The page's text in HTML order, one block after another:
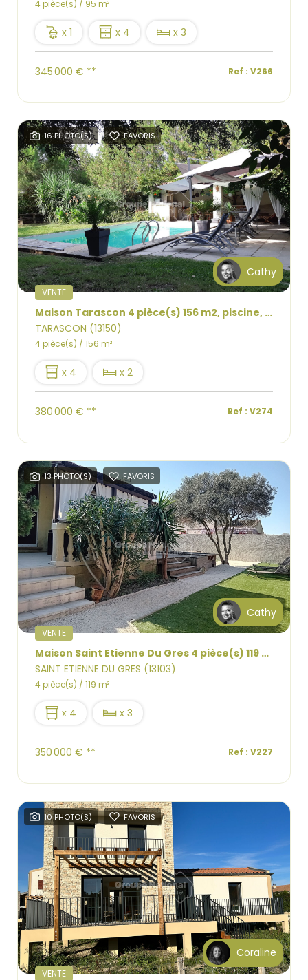
4 pièce(s) / 95 m²
x 1 x 4 x 3
345 000 € ** Ref : V266
16 PHOTO(S) FAVORIS
Cathy
VENTE
Maison Tarascon 4 pièce(s) 156 m2, piscine, hangar, terrain 2400 m2
TARASCON (13150)
4 pièce(s) / 156 m²
x 4 x 2
380 000 € ** Ref : V274
13 PHOTO(S) FAVORIS
Cathy
VENTE
Maison Saint Etienne Du Gres 4 pièce(s) 119 m2 jardin, bassin
SAINT ETIENNE DU GRES (13103)
4 pièce(s) / 119 m²
x 4 x 3
350 000 € ** Ref : V227
10 PHOTO(S) FAVORIS
Coraline
VENTE